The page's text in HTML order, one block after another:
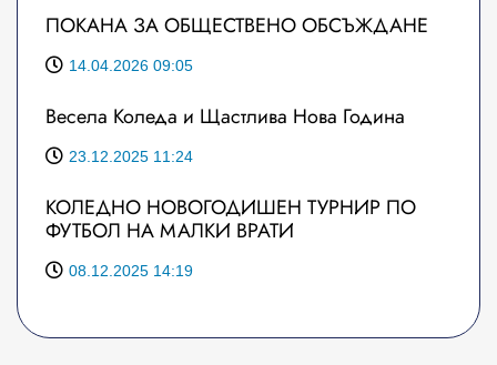
ПОКАНА ЗА ОБЩЕСТВЕНО ОБСЪЖДАНЕ
14.04.2026 09:05
Весела Коледа и Щастлива Нова Година
23.12.2025 11:24
КОЛЕДНО НОВОГОДИШЕН ТУРНИР ПО
ФУТБОЛ НА МАЛКИ ВРАТИ
08.12.2025 14:19